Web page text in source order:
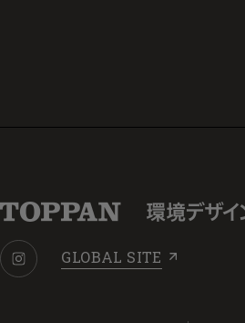
GLOBAL SITE